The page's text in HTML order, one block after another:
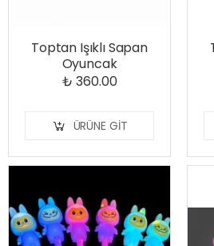
Toptan Işıklı Sapan
Oyuncak
₺ 360.00
ÜRÜNE GIT